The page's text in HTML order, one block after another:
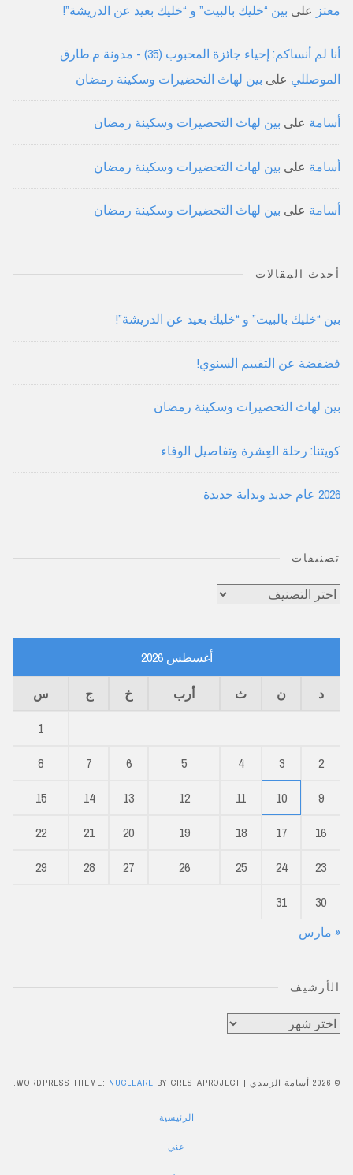
معتز على بين “خليك بالبيت” و “خليك بعيد عن الدريشة”!
أنا لم أنساكم: إحياء جائزة المحبوب (35) - مدونة م.طارق
الموصللي على بين لهاث التحضيرات وسكينة رمضان
أسامة على بين لهاث التحضيرات وسكينة رمضان
أسامة على بين لهاث التحضيرات وسكينة رمضان
أسامة على بين لهاث التحضيرات وسكينة رمضان
أحدث المقالات
بين “خليك بالبيت” و “خليك بعيد عن الدريشة”!
فضفضة عن التقييم السنوي!
بين لهاث التحضيرات وسكينة رمضان
كويتنا: رحلة العِشرة وتفاصيل الوفاء
2026 عام جديد وبداية جديدة
تصنيفات
تصنيفات
أغسطس 2026
د ن ث أرب خ ج
س
1
2
3
4
5
6
7
8
9
10
11
12
13
14
15
16
17
18
19
20
21
22
23
24
25
26
27
28
29
30
31
« مارس
الأرشيف
الأرشيف
© 2026 أسامة الزبيدي |
WORDPRESS THEME: NUCLEARE BY CRESTAPROJECT.
الرئيسية
عني